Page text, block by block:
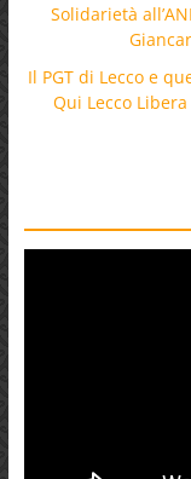
Solidarietà
Il PGT di Lecco e
Qui Lecco Libera